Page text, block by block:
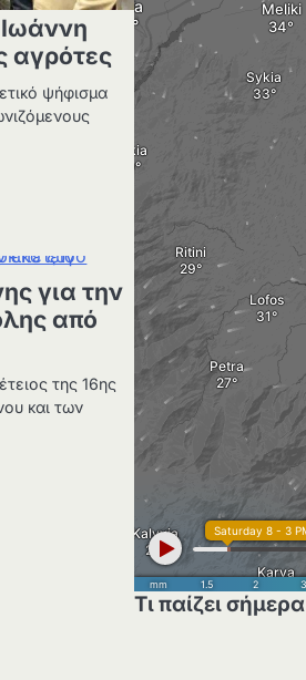
αγρότες
ψήφισμα
για την
από
της 16ης
και των
Τι παίζει σήμερα